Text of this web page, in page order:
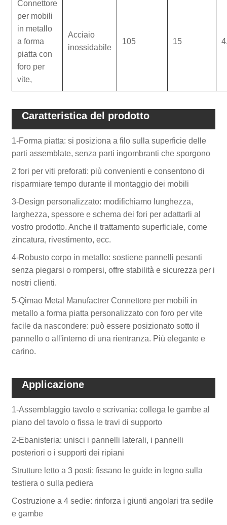
Connettore
per mobili
in metallo
a forma
piatta con
foro per
vite,
Acciaio
inossidabile
105 15
Caratteristica del prodotto
1-Forma piatta: si posiziona a filo sulla superficie delle
parti assemblate, senza parti ingombranti che sporgono
2 fori per viti preforati: più convenienti e consentono di
risparmiare tempo durante il montaggio dei mobili
3-Design personalizzato: modifichiamo lunghezza,
larghezza, spessore e schema dei fori per adattarli al
vostro prodotto. Anche il trattamento superficiale, come
zincatura, rivestimento, ecc.
4-Robusto corpo in metallo: sostiene pannelli pesanti
senza piegarsi o rompersi, offre stabilità e sicurezza per i
nostri clienti.
5-Qimao Metal Manufactrer Connettore per mobili in
metallo a forma piatta personalizzato con foro per vite
facile da nascondere: può essere posizionato sotto il
pannello o all'interno di una rientranza. Più elegante e
carino.
Applicazione
1-Assemblaggio tavolo e scrivania: collega le gambe al
piano del tavolo o fissa le travi di supporto
2-Ebanisteria: unisci i pannelli laterali, i pannelli
posteriori o i supporti dei ripiani
Strutture letto a 3 posti: fissano le guide in legno sulla
testiera o sulla pediera
Costruzione a 4 sedie: rinforza i giunti angolari tra sedile
e gambe